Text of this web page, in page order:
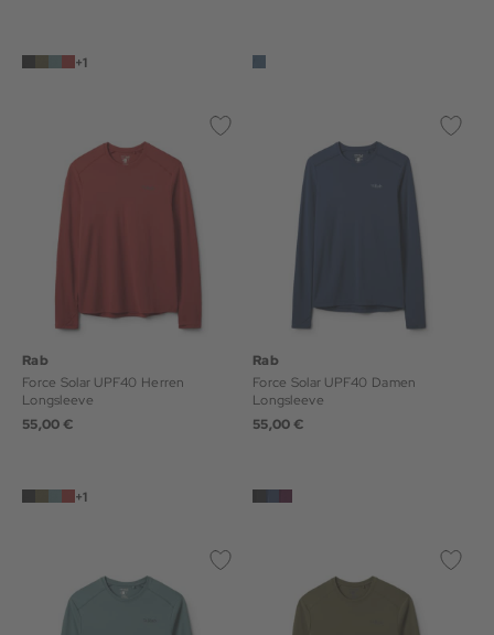
+1
Rab
Force Solar UPF40 Herren
Longsleeve
55,00 €
+1
Rab
Force Solar UPF40 Damen
Longsleeve
55,00 €